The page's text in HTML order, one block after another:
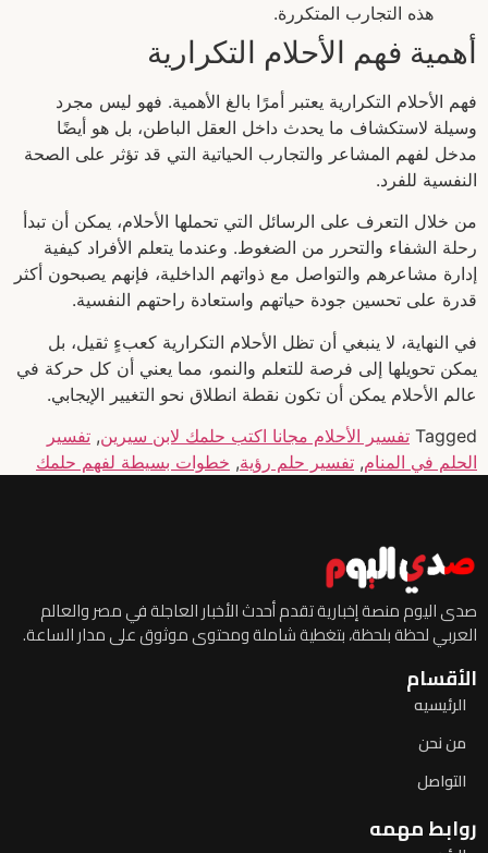
هذه التجارب المتكررة.
أهمية فهم الأحلام التكرارية
فهم الأحلام التكرارية يعتبر أمرًا بالغ الأهمية. فهو ليس مجرد
وسيلة لاستكشاف ما يحدث داخل العقل الباطن، بل هو أيضًا
مدخل لفهم المشاعر والتجارب الحياتية التي قد تؤثر على الصحة
النفسية للفرد.
من خلال التعرف على الرسائل التي تحملها الأحلام، يمكن أن تبدأ
رحلة الشفاء والتحرر من الضغوط. وعندما يتعلم الأفراد كيفية
إدارة مشاعرهم والتواصل مع ذواتهم الداخلية، فإنهم يصبحون أكثر
قدرة على تحسين جودة حياتهم واستعادة راحتهم النفسية.
في النهاية، لا ينبغي أن تظل الأحلام التكرارية كعبءٍ ثقيل، بل
يمكن تحويلها إلى فرصة للتعلم والنمو، مما يعني أن كل حركة في
عالم الأحلام يمكن أن تكون نقطة انطلاق نحو التغيير الإيجابي.
Tagged تفسير الأحلام مجانا اكتب حلمك لابن سيرين, تفسير
الحلم في المنام, تفسير حلم رؤية, خطوات بسيطة لفهم حلمك
صدى اليوم منصة إخبارية تقدم أحدث الأخبار العاجلة في مصر والعالم
العربي لحظة بلحظة، بتغطية شاملة ومحتوى موثوق على مدار الساعة.
الأقسام
الرئيسيه
من نحن
التواصل
روابط مهمه